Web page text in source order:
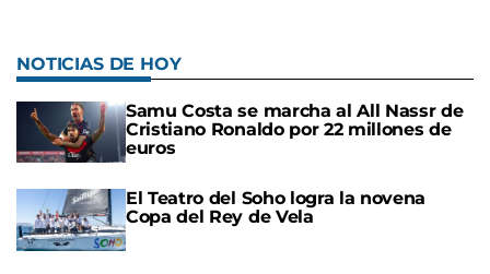
NOTICIAS DE HOY
Samu Costa se marcha al All Nassr de
Cristiano Ronaldo por 22 millones de
euros
El Teatro del Soho logra la novena
Copa del Rey de Vela